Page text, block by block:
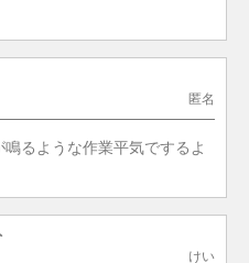
匿名
るような作業平気でするよ
けい